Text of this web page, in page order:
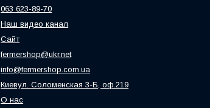
063 623-89-70
Наш видео канал
Сайт
fermershop@ukr.net
info@fermershop.com.ua
Киевул. Соломенская 3-Б, оф.219
О нас